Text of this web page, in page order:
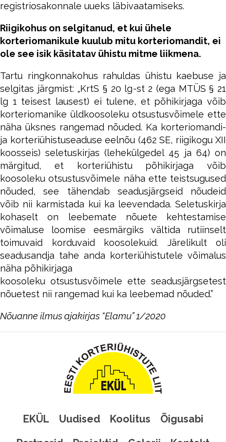
registriosakonnale uueks läbivaatamiseks.
Riigikohus on selgitanud, et kui ühele
korteriomanikule kuulub mitu korteriomandit, ei
ole see isik käsitatav ühistu mitme liikmena.
Tartu ringkonnakohus rahuldas ühistu kaebuse ja
selgitas järgmist: „KrtS § 20 lg-st 2 (ega MTÜS § 21
lg 1 teisest lausest) ei tulene, et põhikirjaga võib
korteriomanike üldkoosoleku otsustusvõimele ette
näha üksnes rangemad nõuded. Ka korteriomandi-
ja korteriühistuseaduse eelnõu (462 SE, riigikogu XII
koosseis) seletuskirjas (lehekülgedel 45 ja 64) on
märgitud, et korteriühistu põhikirjaga võib
koosoleku otsustusvõimele näha ette teistsugused
nõuded, see tähendab seadusjärgseid nõudeid
võib nii karmistada kui ka leevendada. Seletuskirja
kohaselt on leebemate nõuete kehtestamise
võimaluse loomise eesmärgiks vältida rutiinselt
toimuvaid korduvaid koosolekuid. Järelikult oli
seadusandja tahe anda korteriühistutele võimalus
näha põhikirjaga
koosoleku otsustusvõimele ette seadusjärgsetest
nõuetest nii rangemad kui ka leebemad nõuded.”
Nõuanne ilmus ajakirjas “Elamu” 1/2020
EKÜL Uudised Koolitus
Õigusabi